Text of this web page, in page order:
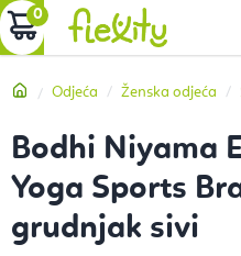
Preskoči
na
KOŠARICA
Početna
Odjeća Ženska odjeća
Bodhi Niyama
Yoga Sports
grudnjak sivi